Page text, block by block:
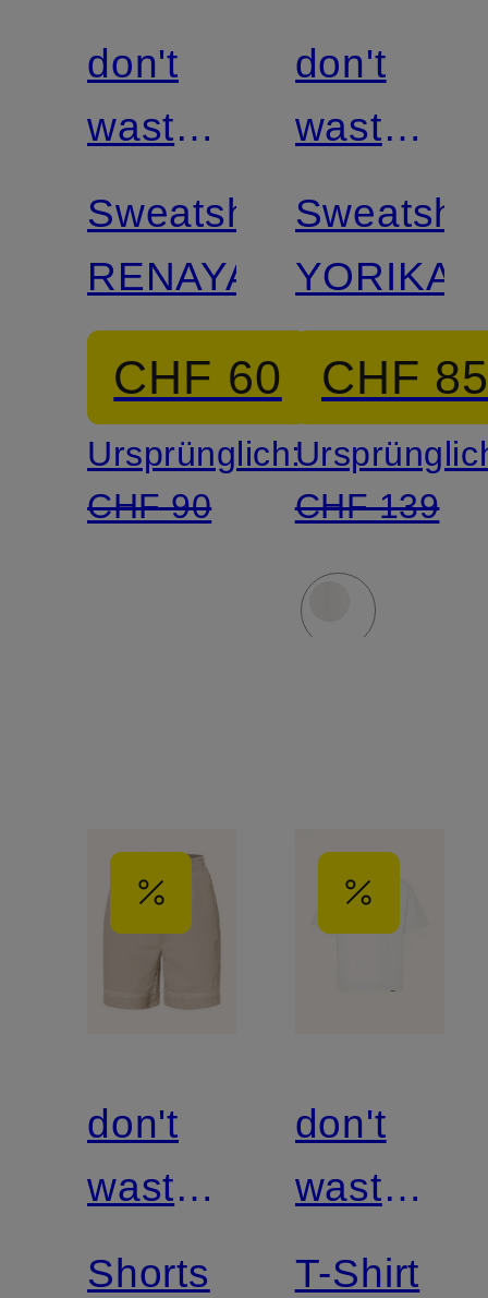
don't
waste
culture
Sweatshorts
RENAYA
CHF 60
Ursprünglich:
CHF 90
don't
waste
culture
YORIKA
CHF
CHF 139
don't
waste
culture
Shorts
don't
waste
culture
T-Shirt